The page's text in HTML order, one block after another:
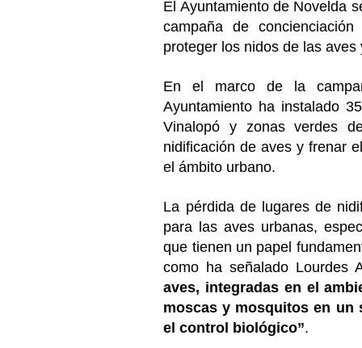
El Ayuntamiento de Novelda
campaña de
proteger los nidos de las
En el marco de la
Ayuntamiento ha instalado
Vinalopó y zonas verdes
nidificación de aves y frenar
el ámbito urbano.
La pérdida de lugares de
para las aves urbanas,
que tienen un papel
como ha señalado Lourdes
aves, integradas en el
moscas y mosquitos en un
el control biológico”.